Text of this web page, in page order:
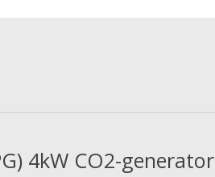
4kW CO2-generator